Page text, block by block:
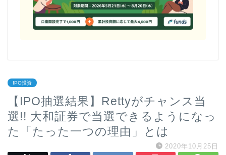
IPO投資
【IPO抽選結果】Rettyがチャンス当
選!! 大和証券で当選できるようになっ
た「たった一つの理由」とは
2020年10月25日